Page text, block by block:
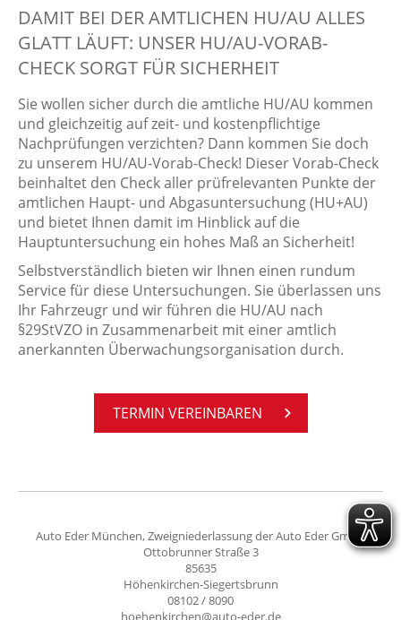
DAMIT BEI DER AMTLICHEN HU/AU ALLES
GLATT LÄUFT: UNSER HU/AU-VORAB-
CHECK SORGT FÜR SICHERHEIT
Sie wollen sicher durch die amtliche HU/AU kommen
und gleichzeitig auf zeit- und kostenpflichtige
Nachprüfungen verzichten? Dann kommen Sie doch
zu unserem HU/AU-Vorab-Check! Dieser Vorab-Check
beinhaltet den Check aller prüfrelevanten Punkte der
amtlichen Haupt- und Abgasuntersuchung (HU+AU)
und bietet Ihnen damit im Hinblick auf die
Hauptuntersuchung ein hohes Maß an Sicherheit!
Selbstverständlich bieten wir Ihnen einen rundum
Service für diese Untersuchungen. Sie überlassen uns
Ihr Fahrzeugr und wir führen die HU/AU nach
§29StVZO in Zusammenarbeit mit einer amtlich
anerkannten Überwachungsorganisation durch.
TER­MIN VER­EIN­BA­REN
Auto Eder München, Zweigniederlassung der Auto Eder GmbH
Ottobrunner Straße 3
85635
Höhenkirchen-Siegertsbrunn
08102 / 8090
hoehenkirchen@auto-eder.de